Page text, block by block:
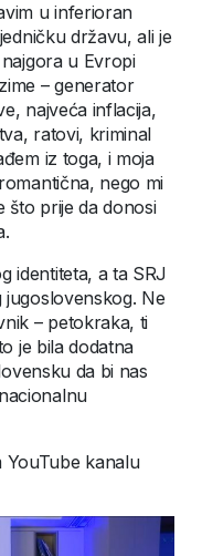
u inferioran
državu, ali je
u Evropi
– generator
najveća inflacija,
ratovi, kriminal
iz toga, i moja
nego mi
što prije da donosi
identiteta, a ta SRJ
Ne
– petokraka, ti
je bila dodatna
da bi nas
YouTube kanalu